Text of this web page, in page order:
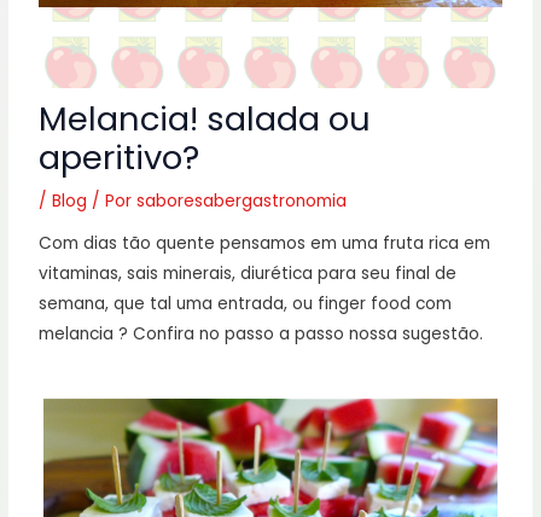
Melancia! salada ou
aperitivo?
/Blog / Porsaboresabergastronomia
Com dias tão quente pensamos em uma fruta rica em
vitaminas, sais minerais, diurética para seu final de
semana, que tal uma entrada, ou finger food com
melancia ? Confira no passo a passo nossa sugestão.